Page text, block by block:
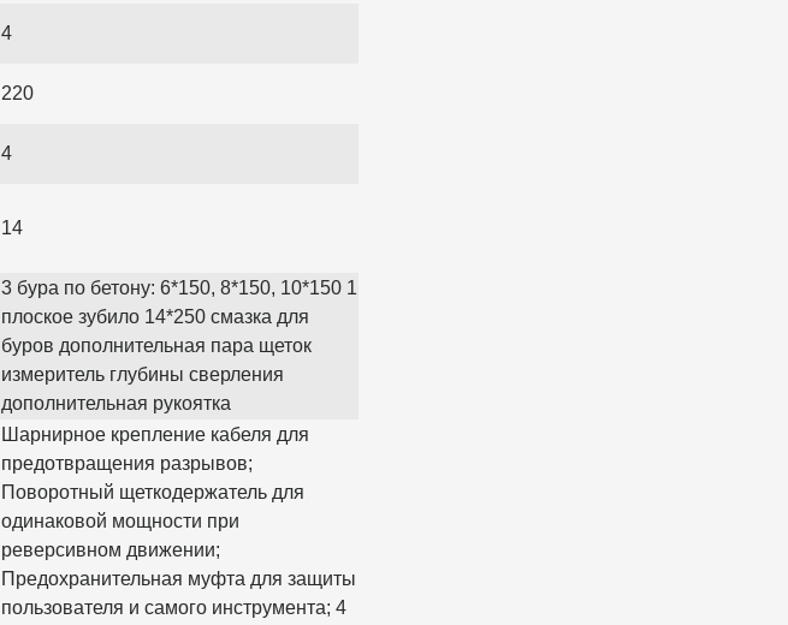
4
220
4
14
3 бура по бетону: 6*150, 8*150, 10*150 1
плоское зубило 14*250 смазка для
буров дополнительная пара щеток
измеритель глубины сверления
дополнительная рукоятка
Шарнирное крепление кабеля для
предотвращения разрывов;
Поворотный щеткодержатель для
одинаковой мощности при
реверсивном движении;
Предохранительная муфта для защиты
пользователя и самого инструмента; 4